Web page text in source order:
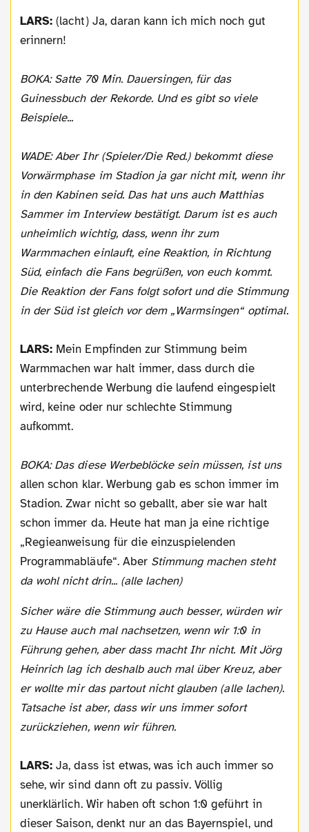
LARS: (lacht) Ja, daran kann ich mich noch gut
erinnern!
BOKA: Satte 70 Min. Dauersingen, für das
Guinessbuch der Rekorde. Und es gibt so viele
Beispiele...
WADE: Aber Ihr (Spieler/Die Red.) bekommt diese
Vorwärmphase im Stadion ja gar nicht mit, wenn ihr
in den Kabinen seid. Das hat uns auch Matthias
Sammer im Interview bestätigt. Darum ist es auch
unheimlich wichtig, dass, wenn ihr zum
Warmmachen einlauft, eine Reaktion, in Richtung
Süd, einfach die Fans begrüßen, von euch kommt.
Die Reaktion der Fans folgt sofort und die Stimmung
in der Süd ist gleich vor dem „Warmsingen“ optimal.
LARS: Mein Empfinden zur Stimmung beim
Warmmachen war halt immer, dass durch die
unterbrechende Werbung die laufend eingespielt
wird, keine oder nur schlechte Stimmung
aufkommt.
BOKA: Das diese Werbeblöcke sein müssen, ist uns
allen schon klar. Werbung gab es schon immer im
Stadion. Zwar nicht so geballt, aber sie war halt
schon immer da. Heute hat man ja eine richtige
„Regieanweisung für die einzuspielenden
Programmabläufe“. Aber Stimmung machen steht
da wohl nicht drin... (alle lachen)
Sicher wäre die Stimmung auch besser, würden wir
zu Hause auch mal nachsetzen, wenn wir 1:0 in
Führung gehen, aber dass macht Ihr nicht. Mit Jörg
Heinrich lag ich deshalb auch mal über Kreuz, aber
er wollte mir das partout nicht glauben (alle lachen).
Tatsache ist aber, dass wir uns immer sofort
zurückziehen, wenn wir führen.
LARS:Ja, dass ist etwas, was ich auch immer so
sehe, wir sind dann oft zu passiv. Völlig
unerklärlich. Wir haben oft schon 1:0 geführt in
dieser Saison, denkt nur an das Bayernspiel, und